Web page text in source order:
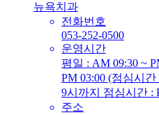
뉴욕치과
전화번호
053-252-0500
운영시간
평일 : AM 09:30 ~
PM 03:00 (점심시
9시까지 점심시간 :
주소